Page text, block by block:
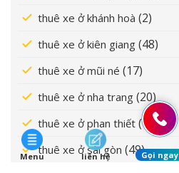
thuê xe ở khánh hoà (2)
thuê xe ở kiên giang (48)
thuê xe ở mũi né (17)
thuê xe ở nha trang (20)
thuê xe ở phan thiết (13)
thuê xe ở sài gòn (49)
Menu liên hệ Gọi ngay